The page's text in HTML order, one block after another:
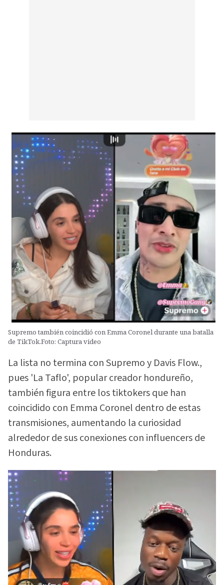
Supremo también coincidió con Emma Coronel durante una batalla
de TikTok.Foto: Captura video
La lista no termina con Supremo y Davis Flow.,
pues 'La Taflo', popular creador hondureño,
también figura entre los tiktokers que han
coincidido con Emma Coronel dentro de estas
transmisiones, aumentando la curiosidad
alrededor de sus conexiones con influencers de
Honduras.